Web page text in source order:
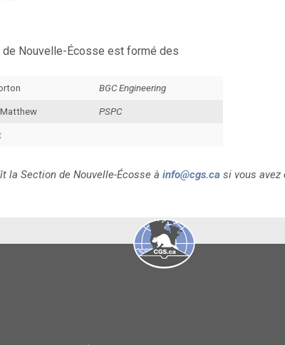
Nouvelle-Écosse est formé des
BGC Engineering
PSPC
la Section de Nouvelle-Écosse à info@cgs.ca si vous avez